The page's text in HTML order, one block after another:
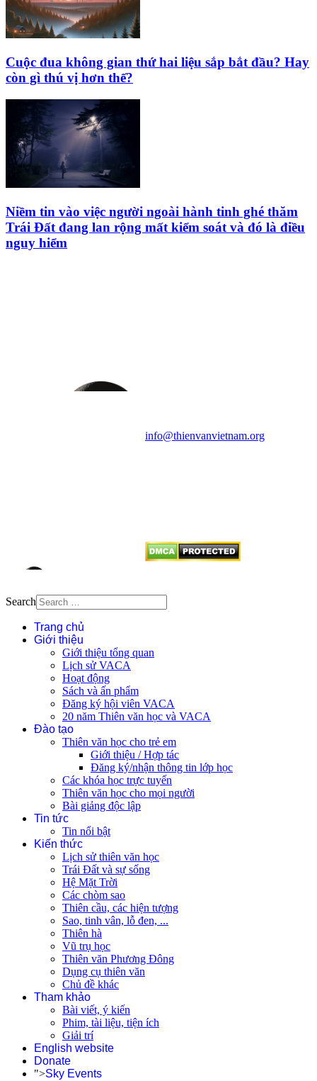
Cuộc đua không gian thứ hai liệu sắp bắt đầu? Hay
còn gì thú vị hơn thế?
Niềm tin vào việc người ngoài hành tinh ghé thăm
Trái Đất đang lan rộng mất kiểm soát và đó là điều
nguy hiểm
info@thienvanvietnam.org
Search
Trang chủ
Giới thiệu
Giới thiệu tổng quan
Lịch sử VACA
Hoạt động
Sách và ấn phẩm
Đăng ký hội viên VACA
20 năm Thiên văn học và VACA
Đào tạo
Thiên văn học cho trẻ em
Giới thiệu / Hợp tác
Đăng ký/nhận thông tin lớp học
Các khóa học trực tuyến
Thiên văn học cho mọi người
Bài giảng độc lập
Tin tức
Tin nổi bật
Kiến thức
Lịch sử thiên văn học
Trái Đất và sự sống
Hệ Mặt Trời
Các chòm sao
Thiên cầu, các hiện tượng
Sao, tinh vân, lỗ đen, ...
Thiên hà
Vũ trụ học
Thiên văn Phương Đông
Dụng cụ thiên văn
Chủ đề khác
Tham khảo
Bài viết, ý kiến
Phim, tài liệu, tiện ích
Giải trí
English website
Donate
">Sky Events